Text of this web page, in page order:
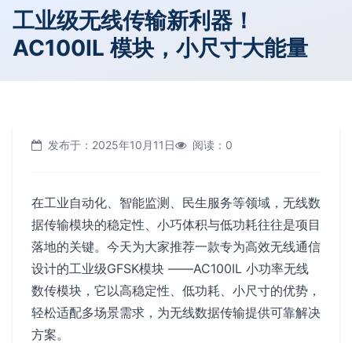
工业级无线传输新利器！
AC100IL 模块，小尺寸大能量
发布于：2025年10月11日 阅读：0
在工业自动化、智能监测、民生服务等领域，无线数
据传输模块的稳定性、小巧体积与低功耗往往是项目
落地的关键。今天为大家推荐一款专为高效无线通信
设计的工业级GFSK模块 ——AC100IL 小功率无线
数传模块，它以高稳定性、低功耗、小尺寸的优势，
轻松适配多场景需求，为无线数据传输提供可靠解决
方案。